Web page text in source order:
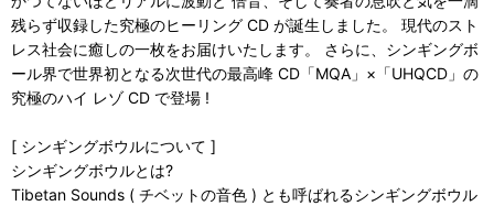
残らず収録した究極のヒーリング CD が誕生しました。 現代のスト
レス社会に癒しの一枚をお届けいたします。 さらに、シンギングボ
ール界で世界初となる次世代の最高峰 CD「MQA」×「UHQCD」の
究極のハイ レゾ CD で登場 !
[ シンギングボウルについて ]
シンギングボウルとは?
Tibetan Sounds ( チベットの音色 ) とも呼ばれるシンギングボウル